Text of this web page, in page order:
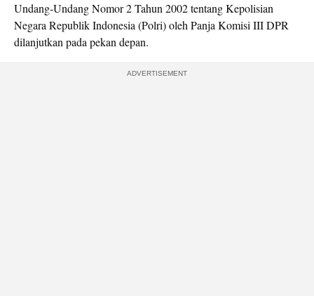
Undang-Undang Nomor 2 Tahun 2002 tentang Kepolisian
Negara Republik Indonesia (Polri) oleh Panja Komisi III DPR
dilanjutkan pada pekan depan.
ADVERTISEMENT